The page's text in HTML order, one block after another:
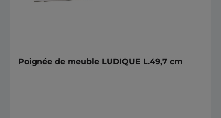
Poignée de meuble LUDIQUE L.49,7 cm